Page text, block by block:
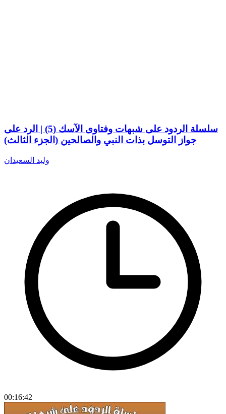
سلسلة الردود على شبهات وفتاوى الآسك (5) | الرد على
جواز التوسل بذات النبي والصالحين (الجزء الثالث)
وليد السعيدان
00:16:42